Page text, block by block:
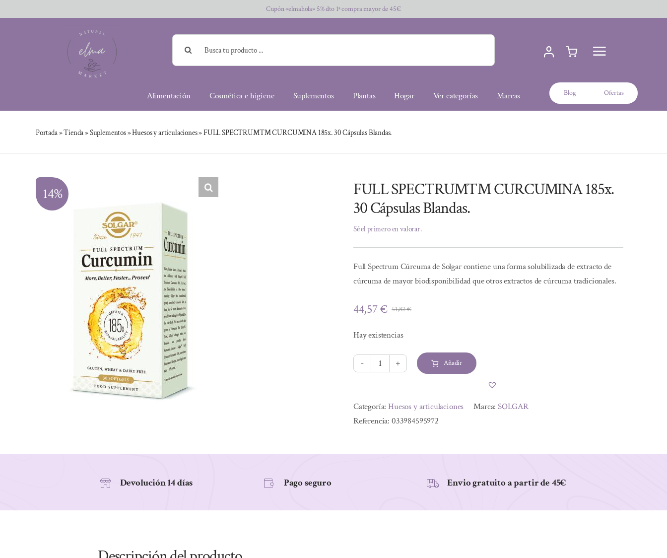
al
Cupón «elmahola» 5% dto 1ª compra mayor de 45€
Buscar:
Alimentación Cosmética e higiene Suplementos Plantas Hogar Ver categorías Marcas Blog Ofertas
Portada»Tienda»Suplementos»Huesos y articulaciones»FULL SPECTRUM™ CURCUMINA 185x. 30 Cápsulas Blandas.
14%
FULL SPECTRUM™ CURCUMINA 185x.
30 Cápsulas Blandas.
Sé el primero en valorar.
Full Spectrum Cúrcuma de Solgar contiene una forma solubilizada de extracto de
cúrcuma de mayor biodisponibilidad que otros extractos de cúrcuma tradicionales.
51,82€El
era:
51,82 €.
44,57€
El
es:
44,57 €.
Hay existencias
FULL
185x.
30
Blandas.
Añadir
Categoría:Huesos y articulaciones Marca: SOLGAR
Referencia: 033984595972
Devolución 14 días Pago seguro Envio gratuito a partir de 45€